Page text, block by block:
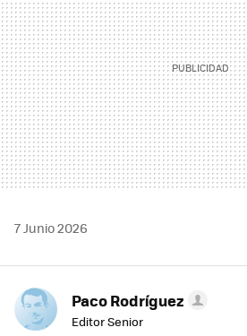
7 Junio 2026
Paco Rodríguez
Editor Senior